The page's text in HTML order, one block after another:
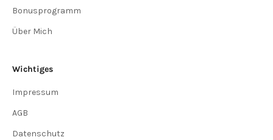
Bonusprogramm
Über Mich
Wichtiges
Impressum
AGB
Datenschutz